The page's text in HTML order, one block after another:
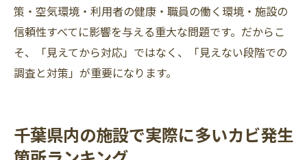
策・空気環境・利用者の健康・職員の働く環境・施設の
信頼性すべてに影響を与える重大な問題です。だからこ
そ、「見えてから対応」ではなく、「見えない段階での
調査と対策」が重要になります。
千葉県内の施設で実際に多いカビ発生